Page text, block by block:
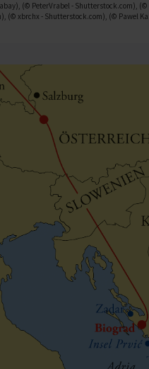
(© PeterVrabel - Shutterstock.com),
(© xbrchx - Shutterstock.com), (© Pawel